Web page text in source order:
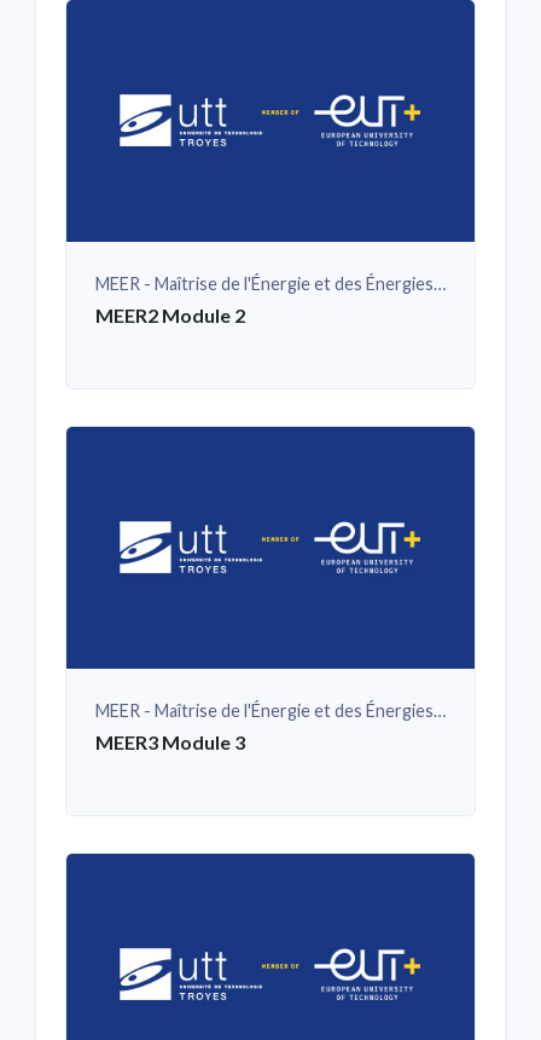
MEER - Maîtrise de l'Énergie et des Énergies Renouvelables
MEER2 Module 2
MEER - Maîtrise de l'Énergie et des Énergies Renouvelables
MEER3 Module 3